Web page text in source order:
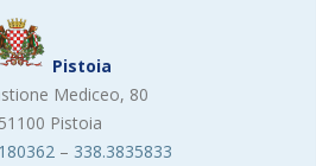
Pistoia
Mediceo, 80
51100 Pistoia
– 338.3835833